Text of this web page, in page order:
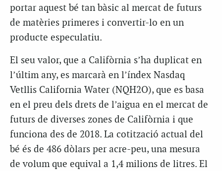
portar aquest bé tan bàsic al mercat de futurs
de matèries primeres i convertir-lo en un
producte especulatiu.
El seu valor, que a Califòrnia s’ha duplicat en
l’últim any, es marcarà en l’índex Nasdaq
Vetllis California Water (NQH2O), que es basa
en el preu dels drets de l’aigua en el mercat de
futurs de diverses zones de Califòrnia i que
funciona des de 2018. La cotització actual del
bé és de 486 dòlars per acre-peu, una mesura
de volum que equival a 1,4 milions de litres. El